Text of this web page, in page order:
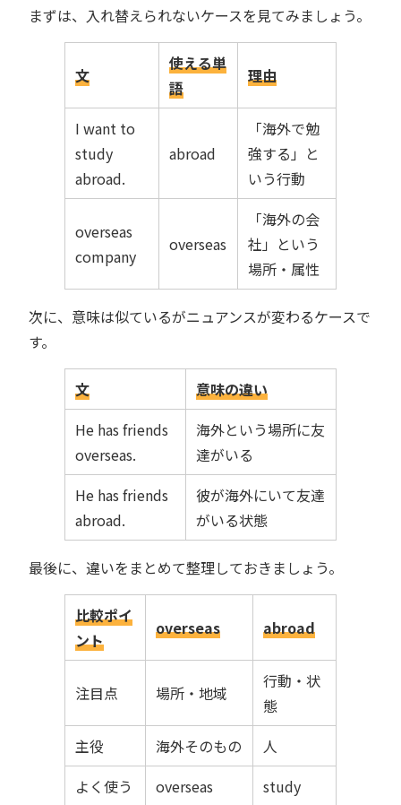
まずは、入れ替えられないケースを見てみましょう。
文
使える単
語
理由
I want to
study
abroad.
abroad
「海外で勉
強する」と
いう行動
overseas
company
overseas
「海外の会
社」という
場所・属性
次に、意味は似ているがニュアンスが変わるケースで
す。
文
意味の違い
He has friends
overseas.
海外という場所に友
達がいる
He has friends
abroad.
彼が海外にいて友達
がいる状態
最後に、違いをまとめて整理しておきましょう。
比較ポイ
ント
overseas abroad
注目点 場所・地域
行動・状
態
主役
海外そのもの
人
よく使う
overseas
study